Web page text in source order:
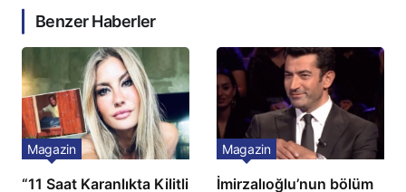
Benzer Haberler
“11 Saat Karanlıkta Kilitli
Magazin
İmirzalıoğlu’nun bölüm
Magazin